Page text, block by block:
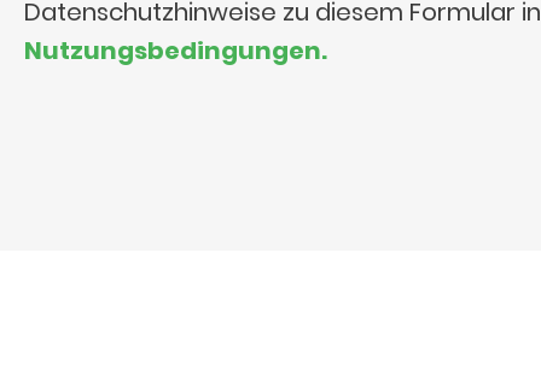
Datenschutzhinweise zu diesem Formular
Nutzungsbedingungen.